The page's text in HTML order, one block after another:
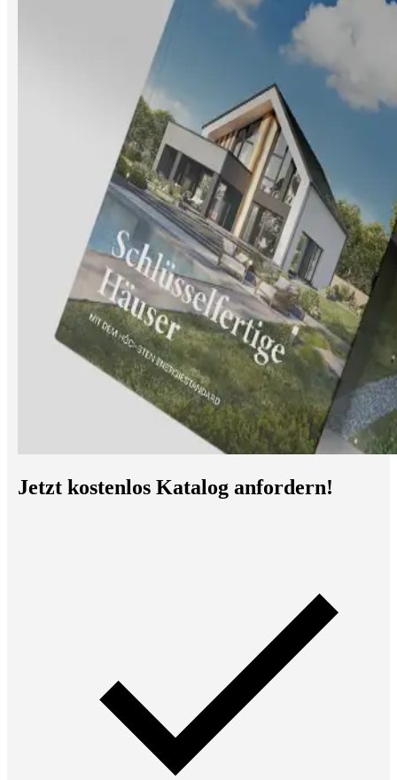
Jetzt kostenlos Katalog anfordern!